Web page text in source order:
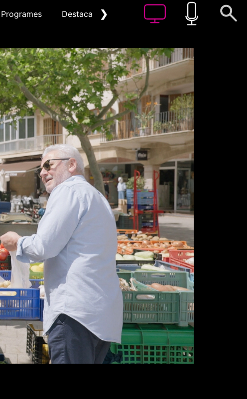
Programes Destacat ❯